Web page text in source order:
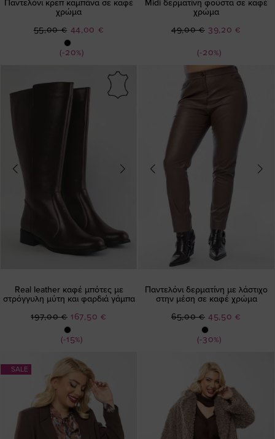
Παντελόνι κρεπ καμπάνα σε καφέ
χρώμα
(-20%)
Ειδική
Τιμή
44,00 €
55,00 €
Midi δερματίνη φούστα σε καφέ
χρώμα
(-20%)
Ειδική
39,20 €
49,00 €
Real leather καφέ μπότες με
στρόγγυλη μύτη και φαρδιά γάμπα
(-15%)
Ειδική
Τιμή
167,50 €
197,00 €
Παντελόνι δερματίνη με λάστιχο
στην μέση σε καφέ χρώμα
(-30%)
Ειδική
Τιμή
45,50 €
65,00 €
SALE